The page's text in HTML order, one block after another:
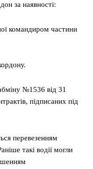
за наявності:
командиром частини
№1536 від 31
підписаних під
перевезенням
такі водії могли